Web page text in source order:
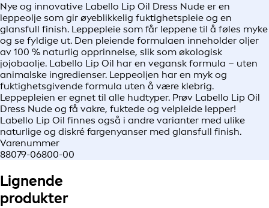
Nye og innovative Labello Lip Oil Dress Nude er en
leppeolje som gir øyeblikkelig fuktighetspleie og en
glansfull finish. Leppepleie som får leppene til å føles myke
og se fyldige ut. Den pleiende formulaen inneholder oljer
av 100 % naturlig opprinnelse, slik som økologisk
jojobaolje. Labello Lip Oil har en vegansk formula – uten
animalske ingredienser. Leppeoljen har en myk og
fuktighetsgivende formula uten å være klebrig.
Leppepleien er egnet til alle hudtyper. Prøv Labello Lip Oil
Dress Nude og få vakre, fuktede og velpleide lepper!
Labello Lip Oil finnes også i andre varianter med ulike
naturlige og diskré fargenyanser med glansfull finish.
Varenummer
88079-06800-00
Lignende
produkter